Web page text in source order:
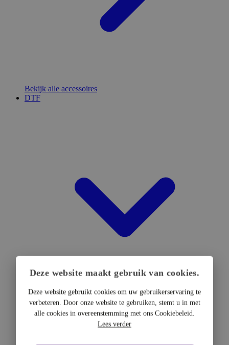
Bekijk alle accessoires
DTF
DTF Hardware
DTF Printers
Deze website maakt gebruik van cookies.
Deze website gebruikt cookies om uw gebruikerservaring te
verbeteren. Door onze website te gebruiken, stemt u in met
alle cookies in overeenstemming met ons Cookiebeleid.
Lees verder